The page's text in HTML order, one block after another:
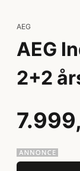
AEG
AEG
2+2